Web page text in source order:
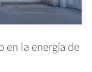
en la energía de